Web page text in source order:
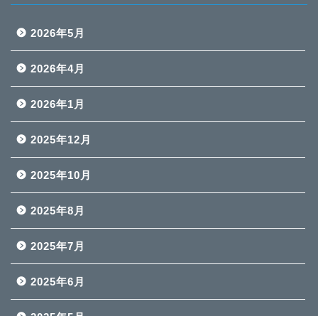
2026年5月
2026年4月
2026年1月
2025年12月
2025年10月
2025年8月
2025年7月
2025年6月